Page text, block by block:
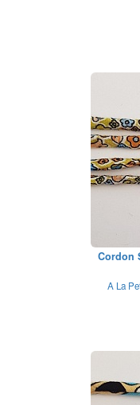
Cordon
A La